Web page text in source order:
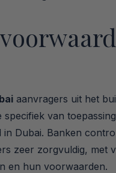
aanvragers uit het
van
Dubai. Banken
zeer zorgvuldig, met
en hun voorwaarden.